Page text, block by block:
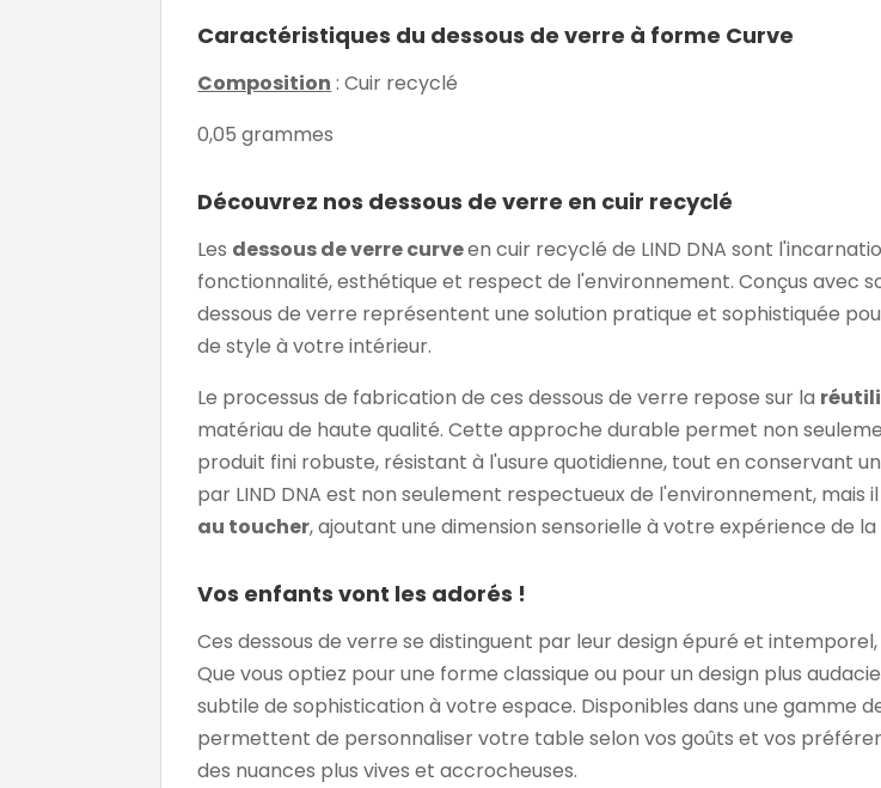
Caractéristiques du dessous de verre à forme Curve
Composition : Cuir recyclé
0,05 grammes
Découvrez nos dessous de verre en cuir recyclé
Les dessous de verre curveen cuir recyclé de LIND DNA sont
fonctionnalité, esthétique et respect de l'environnement. Conçus avec
dessous de verre représentent une solution pratique et sophistiquée
de style à votre intérieur.
Le processus de fabrication de ces dessous de verre repose sur la
matériau de haute qualité. Cette approche durable permet non
produit fini robuste, résistant à l'usure quotidienne, tout en conservant
par LIND DNA est non seulement respectueux de l'environnement, mais
au toucher, ajoutant une dimension sensorielle à votre expérience de
Vos enfants vont les adorés !
Ces dessous de verre se distinguent par leur design épuré et
Que vous optiez pour une forme classique ou pour un design plus
subtile de sophistication à votre espace. Disponibles dans une gamme
permettent de personnaliser votre table selon vos goûts et vos
des nuances plus vives et accrocheuses.